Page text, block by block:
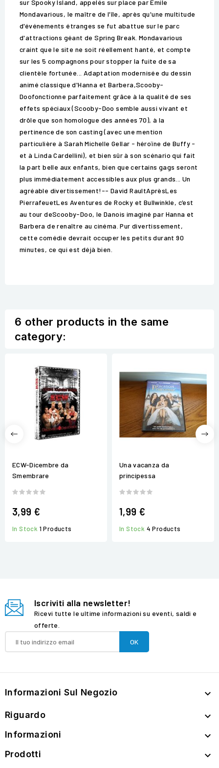
sur Spooky Island, appelés sur place par Emile
Mondavarious, le maître de l'île, après qu'une multitude
d'événements étranges se fut abattue sur le parc
d'attractions géant de Spring Break. Mondavarious
craint que le site ne soit réellement hanté, et compte
sur les 5 compagnons pour stopper la fuite de sa
clientèle fortunée... Adaptation modernisée du dessin
animé classique d'Hanna et Barbera,Scooby-
Doofonctionne parfaitement grâce à la qualité de ses
effets spéciaux (Scooby-Doo semble aussi vivant et
drôle que son homologue des années 70), à la
pertinence de son casting (avec une mention
particulière à Sarah Michelle Gellar - héroïne de Buffy -
et à Linda Cardellini), et bien sûr à son scénario qui fait
la part belle aux enfants, bien que certains gags seront
plus immédiatement accessibles aux plus grands... Un
agréable divertissement!-- David RaultAprèsLes
PierrafeuetLes Aventures de Rocky et Bullwinkle, c’est
au tour deScooby-Doo, le Danois imaginé par Hanna et
Barbera de renaître au cinéma. Pur divertissement,
cette comédie devrait occuper les petits durant 90
minutes, ce qui est déjà bien.
6 other products in the same
category:
ECW-Dicembre da
Smembrare
3,99 €
In Stock 1 Products
Una vacanza da
principessa
1,99 €
In Stock 4 Products
Iscriviti alla newsletter!
Ricevi tutte le ultime informazioni su eventi, saldi e
offerte.
Informazioni Sul Negozio 
Riguardo 
Informazioni 
Prodotti 